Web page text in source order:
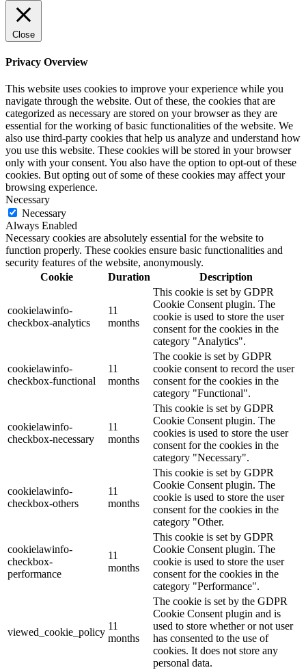
Close
Privacy Overview
This website uses cookies to improve your experience while you
navigate through the website. Out of these, the cookies that are
categorized as necessary are stored on your browser as they are
essential for the working of basic functionalities of the website. We
also use third-party cookies that help us analyze and understand how
you use this website. These cookies will be stored in your browser
only with your consent. You also have the option to opt-out of these
cookies. But opting out of some of these cookies may affect your
browsing experience.
Necessary
Necessary
Always Enabled
Necessary cookies are absolutely essential for the website to
function properly. These cookies ensure basic functionalities and
security features of the website, anonymously.
Cookie
Duration Description
cookielawinfo-
checkbox-analytics
11
months
This cookie is set by GDPR
Cookie Consent plugin. The
cookie is used to store the user
consent for the cookies in the
category "Analytics".
cookielawinfo-
checkbox-functional
11
months
The cookie is set by GDPR
cookie consent to record the user
consent for the cookies in the
category "Functional".
cookielawinfo-
checkbox-necessary
11
months
This cookie is set by GDPR
Cookie Consent plugin. The
cookies is used to store the user
consent for the cookies in the
category "Necessary".
cookielawinfo-
checkbox-others
11
months
This cookie is set by GDPR
Cookie Consent plugin. The
cookie is used to store the user
consent for the cookies in the
category "Other.
cookielawinfo-
checkbox-
performance
11
months
This cookie is set by GDPR
Cookie Consent plugin. The
cookie is used to store the user
consent for the cookies in the
category "Performance".
viewed_cookie_policy
11
months
The cookie is set by the GDPR
Cookie Consent plugin and is
used to store whether or not user
has consented to the use of
cookies. It does not store any
personal data.